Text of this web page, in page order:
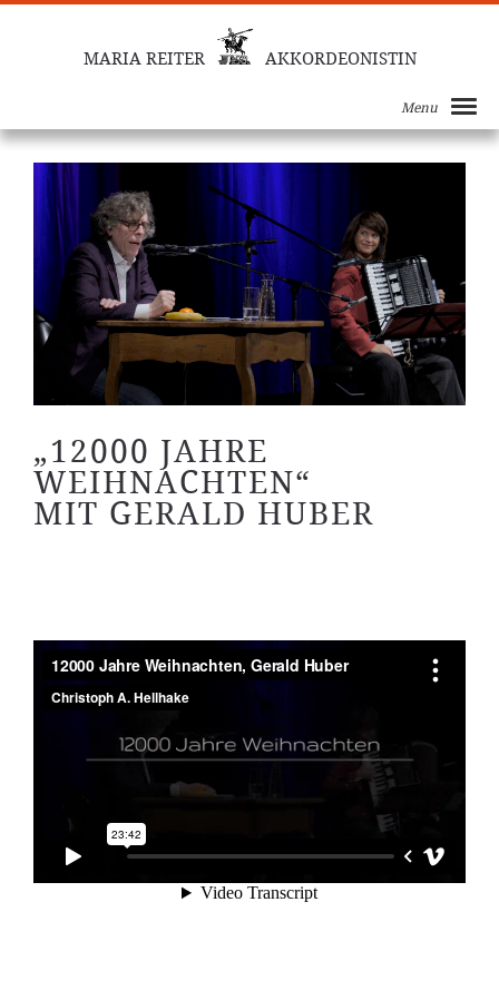
MARIA REITER AKKORDEONISTIN
Menu
„12000 JAHRE
WEIHNACHTEN“
MIT GERALD HUBER